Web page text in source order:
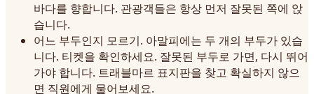
바다를 향합니다. 관광객들은 항상 먼저 잘못된 쪽에 앉
습니다.
어느 부두인지 모르기. 아말피에는 두 개의 부두가 있습
니다. 티켓을 확인하세요. 잘못된 부두로 가면, 다시 뛰어
가야 합니다. 트래블마르 표지판을 찾고 확실하지 않으
면 직원에게 물어보세요.